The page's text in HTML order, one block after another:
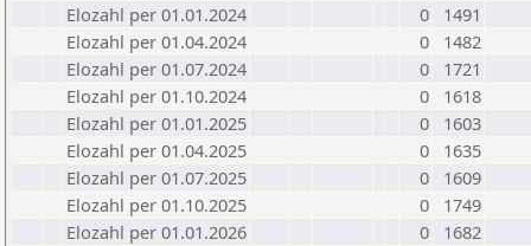
Elozahl per 01.01.2024
0
1491
Elozahl per 01.04.2024
0
1482
Elozahl per 01.07.2024
0
1721
Elozahl per 01.10.2024
0
1618
Elozahl per 01.01.2025
0
1603
Elozahl per 01.04.2025
0
1635
Elozahl per 01.07.2025
0
1609
Elozahl per 01.10.2025
0
1749
Elozahl per 01.01.2026
0
1682